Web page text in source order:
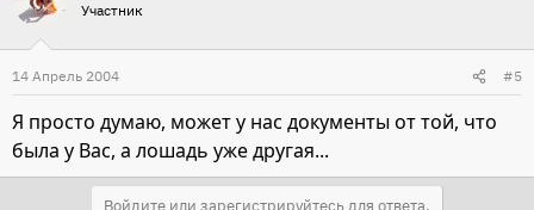
Участник
14 Апрель 2004 #5
Я просто думаю, может у нас документы от той, что
была у Вас, а лошадь уже другая...